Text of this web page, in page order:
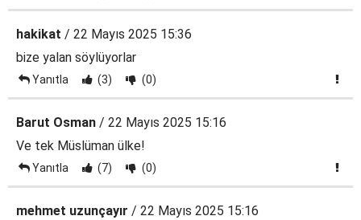
hakikat / 22 Mayıs 2025 15:36
bize yalan söylüyorlar
Yanıtla (3) (0)
Barut Osman / 22 Mayıs 2025 15:16
Ve tek Müslüman ülke!
Yanıtla (7) (0)
mehmet uzunçayır / 22 Mayıs 2025 15:16